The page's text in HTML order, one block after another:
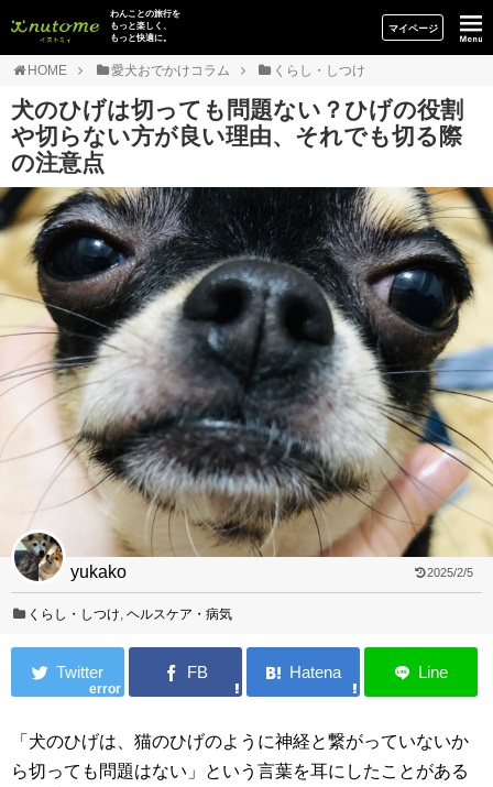
イヌトミィ
わんことの旅行を
もっと楽しく、
もっと快適に。
マイページ
HOME 愛犬おでかけコラム くらし・しつけ
犬のひげは切っても問題ない？ひげの役割
や切らない方が良い理由、それでも切る際
の注意点
yukako 2025/2/5
くらし・しつけ,ヘルスケア・病気
error
「犬のひげは、猫のひげのように神経と繋がっていないか
ら切っても問題はない」という言葉を耳にしたことがある